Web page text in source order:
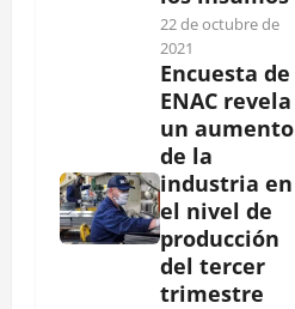
22 de octubre de
2021
Encuesta de
ENAC revela
un aumento
de la
industria en
el nivel de
producción
del tercer
trimestre